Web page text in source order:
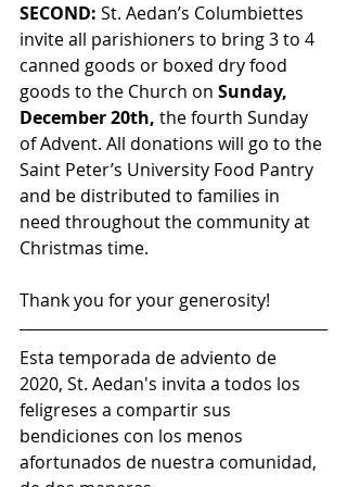
SECOND: St. Aedan’s Columbiettes
invite all parishioners to bring 3 to 4
canned goods or boxed dry food
goods to the Church on Sunday,
December 20th, the fourth Sunday
of Advent. All donations will go to the
Saint Peter’s University Food Pantry
and be distributed to families in
need throughout the community at
Christmas time.
Thank you for your generosity!
Esta temporada de adviento de
2020, St. Aedan's invita a todos los
feligreses a compartir sus
bendiciones con los menos
afortunados de nuestra comunidad,